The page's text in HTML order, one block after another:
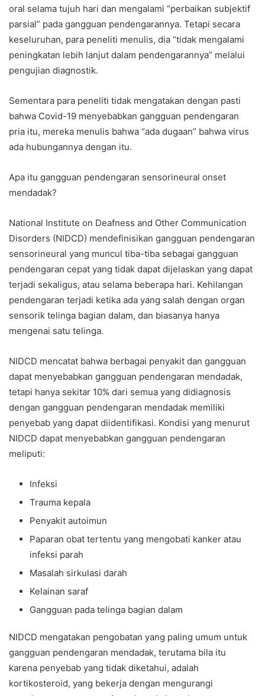
oral selama tujuh hari dan mengalami “perbaikan subjektif
parsial” pada gangguan pendengarannya. Tetapi secara
keseluruhan, para peneliti menulis, dia “tidak mengalami
peningkatan lebih lanjut dalam pendengarannya” melalui
pengujian diagnostik.
Sementara para peneliti tidak mengatakan dengan pasti
bahwa Covid-19 menyebabkan gangguan pendengaran
pria itu, mereka menulis bahwa “ada dugaan” bahwa virus
ada hubungannya dengan itu.
Apa itu gangguan pendengaran sensorineural onset
mendadak?
National Institute on Deafness and Other Communication
Disorders (NIDCD) mendefinisikan gangguan pendengaran
sensorineural yang muncul tiba-tiba sebagai gangguan
pendengaran cepat yang tidak dapat dijelaskan yang dapat
terjadi sekaligus, atau selama beberapa hari. Kehilangan
pendengaran terjadi ketika ada yang salah dengan organ
sensorik telinga bagian dalam, dan biasanya hanya
mengenai satu telinga.
NIDCD mencatat bahwa berbagai penyakit dan gangguan
dapat menyebabkan gangguan pendengaran mendadak,
tetapi hanya sekitar 10% dari semua yang didiagnosis
dengan gangguan pendengaran mendadak memiliki
penyebab yang dapat diidentifikasi. Kondisi yang menurut
NIDCD dapat menyebabkan gangguan pendengaran
meliputi:
Infeksi
Trauma kepala
Penyakit autoimun
Paparan obat tertentu yang mengobati kanker atau
infeksi parah
Masalah sirkulasi darah
Kelainan saraf
Gangguan pada telinga bagian dalam
NIDCD mengatakan pengobatan yang paling umum untuk
gangguan pendengaran mendadak, terutama bila itu
karena penyebab yang tidak diketahui, adalah
kortikosteroid, yang bekerja dengan mengurangi